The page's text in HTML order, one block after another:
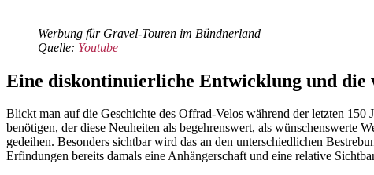
Werbung für Gravel-Touren im Bündnerland
Quelle: Youtube
Eine diskontinuierliche Entwicklung und die
Blickt man auf die Geschichte des Offrad-Velos während der letzten
benötigen, der diese Neuheiten als begehrenswert, als wünschenswerte
gedeihen. Besonders sichtbar wird das an den unterschiedlichen
Erfindungen bereits damals eine Anhängerschaft und eine relative